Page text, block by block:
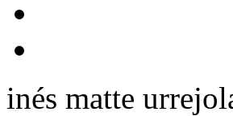
inés matte